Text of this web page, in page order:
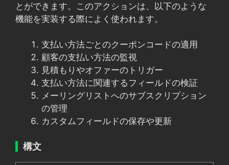
とができます。このアクションは、以下のような
機能を実装する際によく使われます。
支払い方法ごとのクーポンコードの適用
顧客の支払い方法の監視
見積もりやオファーのトリガー
支払い方法に関連するフィールドの検証
メーリングリストへのサブスクリプション
の管理
カスタムフィールドの保存や更新
構文